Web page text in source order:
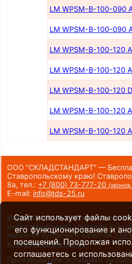
LM WPSM-B-100-090
LM WPSM-B-100-090
LM WPSM-B-100-120
LM WPSM-B-100-120
LM WPSM-B-100-120
LM WPSM-B-100-120
LM WPSM-B-100-120
ООО "СКЛАДСТАНДАРТ" —
Ставропольскому краю!
8а,тел.: +7 (800) 73-777-20
E-mail: info@tds-25.ru
Информация на сайте носит
информационный характер и ни
является публичной офертой.
конфиденциальности.
Производители оставляют за
Сайт использует файлы
его функционирование и
посещений. Продолжая
соглашаетесь с